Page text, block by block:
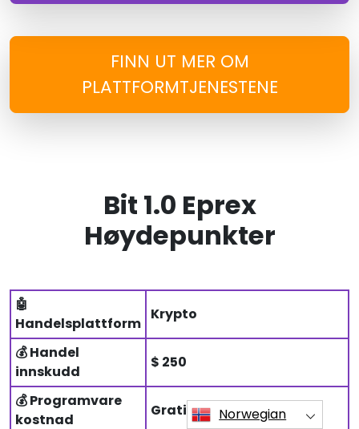
FINN UT MER OM
PLATTFORMTJENESTENE
Bit 1.0 Eprex
Høydepunkter
🤖
Handelsplattform
Krypto
💰 Handel
innskudd
$ 250
💰 Programvare
kostnad
Gratis Norwegian